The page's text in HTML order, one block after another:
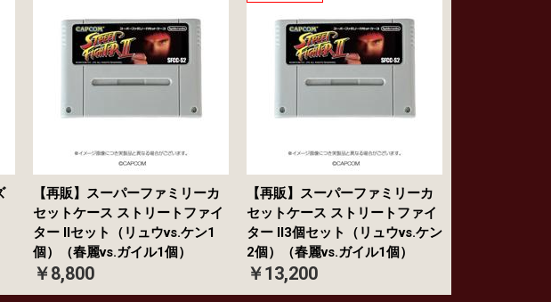
【再販】スーパーファミリーカ
セットケース ストリートファイ
ター IIセット（リュウvs.ケン1
個）（春麗vs.ガイル1個）
￥8,800
【再販】スーパーファミリーカ
セットケース ストリートファイ
ター II3個セット（リュウvs.ケン
2個）（春麗vs.ガイル1個）
￥13,200